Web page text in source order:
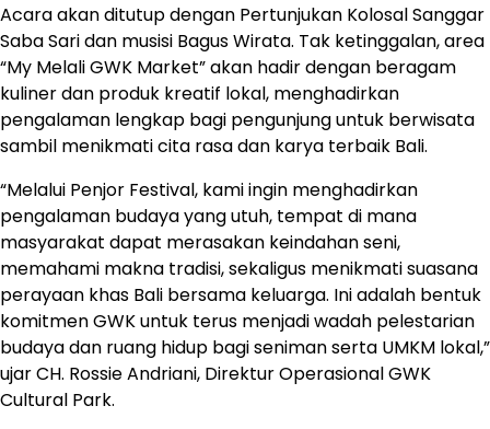
Acara akan ditutup dengan Pertunjukan Kolosal Sanggar
Saba Sari dan musisi Bagus Wirata. Tak ketinggalan, area
“My Melali GWK Market” akan hadir dengan beragam
kuliner dan produk kreatif lokal, menghadirkan
pengalaman lengkap bagi pengunjung untuk berwisata
sambil menikmati cita rasa dan karya terbaik Bali.
“Melalui Penjor Festival, kami ingin menghadirkan
pengalaman budaya yang utuh, tempat di mana
masyarakat dapat merasakan keindahan seni,
memahami makna tradisi, sekaligus menikmati suasana
perayaan khas Bali bersama keluarga. Ini adalah bentuk
komitmen GWK untuk terus menjadi wadah pelestarian
budaya dan ruang hidup bagi seniman serta UMKM lokal,”
ujar CH. Rossie Andriani, Direktur Operasional GWK
Cultural Park.